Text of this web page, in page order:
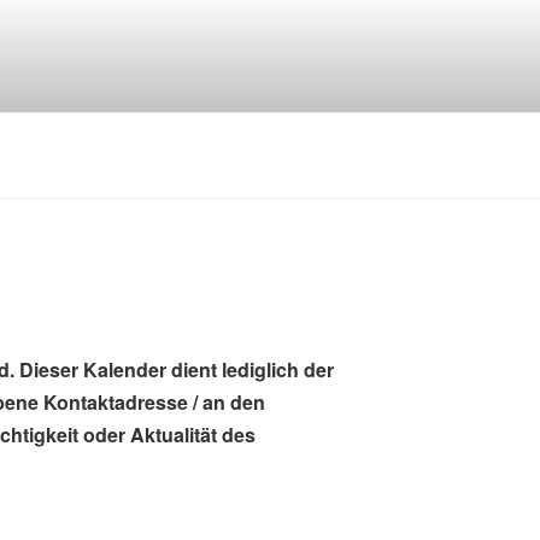
Dieser Kalender dient lediglich der
Kontaktadresse / an den
oder Aktualität des